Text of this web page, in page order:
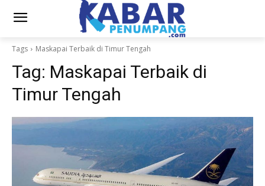
Tags Maskapai Terbaik di Timur Tengah
Tag: Maskapai Terbaik di
Timur Tengah